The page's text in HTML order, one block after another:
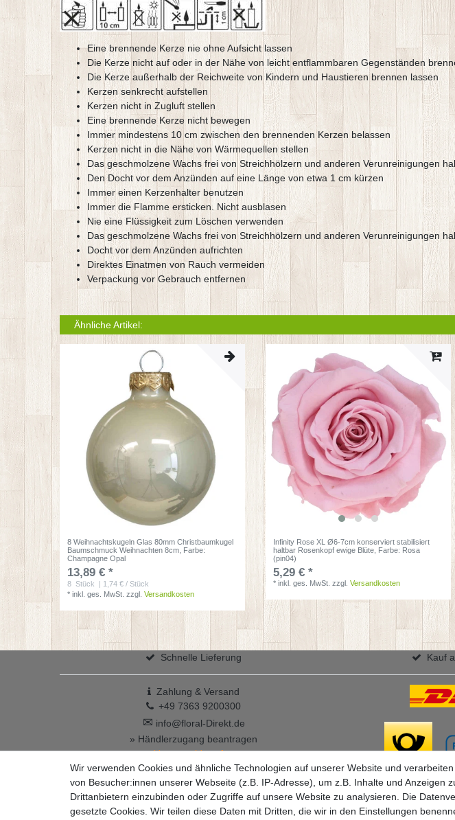
Eine brennende Kerze nie ohne Aufsicht lassen
Die Kerze nicht auf oder in der Nähe von leicht entflammbaren Gegenständen
Die Kerze außerhalb der Reichweite von Kindern und Haustieren brennen lassen
Kerzen senkrecht aufstellen
Kerzen nicht in Zugluft stellen
Eine brennende Kerze nicht bewegen
Immer mindestens 10 cm zwischen den brennenden Kerzen belassen
Kerzen nicht in die Nähe von Wärmequellen stellen
Das geschmolzene Wachs frei von Streichhölzern und anderen Verunreinigungen
Den Docht vor dem Anzünden auf eine Länge von etwa 1 cm kürzen
Immer einen Kerzenhalter benutzen
Immer die Flamme ersticken. Nicht ausblasen
Nie eine Flüssigkeit zum Löschen verwenden
Das geschmolzene Wachs frei von Streichhölzern und anderen Verunreinigungen
Docht vor dem Anzünden aufrichten
Direktes Einatmen von Rauch vermeiden
Verpackung vor Gebrauch entfernen
Ähnliche Artikel:
8 Weihnachtskugeln Glas 80mm Christbaumkugel
Baumschmuck Weihnachten 8cm , Farbe:
Champagne Opal
13,89 € *
8 Stück
| 1,74 € / Stück
*inkl. ges. MwSt. zzgl.Versandkosten
Infinity Rose XL Ø6-7cm konserviert stabilisiert
haltbar Rosenkopf ewige Blüte , Farbe: Rosa
(pin04)
5,29 € *
*inkl. ges. MwSt. zzgl.Versandkosten
Schnelle Lieferung Kauf
Zahlung & Versand
+49 7363 9200300
✉ info@floral-Direkt.de
» Händlerzugang beantragen
Vertrag widerrufen
Wir verwenden Cookies und ähnliche Technologien auf unserer Website und
von Besucher:innen unserer Webseite (z.B. IP-Adresse), um z.B. Inhalte und Anzeigen
Drittanbietern einzubinden oder Zugriffe auf unsere Website zu analysieren. Die
gesetzte Cookies. Wir teilen diese Daten mit Dritten, die wir in den Einstellungen